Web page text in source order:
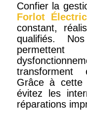
Confier la
Forlot
constant,
qualifiés.
transforment
Grâce à cette
évitez les
réparations